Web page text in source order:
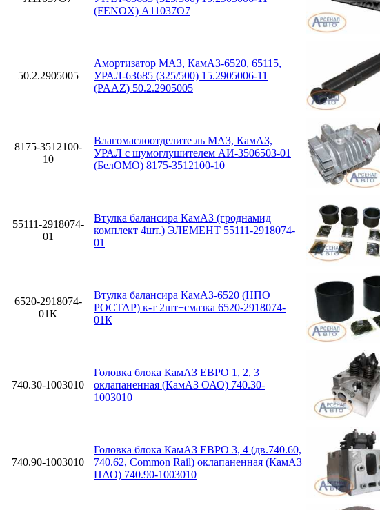
(FENOX) A11037O7
50.2.2905005
Амортизатор МАЗ, КамАЗ-6520, 65115,
УРАЛ-63685 (325/500) 15.2905006-11
(PAAZ) 50.2.2905005
8175-3512100-
10
Влагомаслоотделите ль МАЗ, КамАЗ,
УРАЛ с шумоглушителем АИ-3506503-01
(БелОМО) 8175-3512100-10
55111-2918074-
01
Втулка балансира КамАЗ (гроднамид
комплект 4шт.) ЭЛЕМЕНТ 55111-2918074-
01
6520-2918074-
01К
Втулка балансира КамАЗ-6520 (НПО
РОСТАР) к-т 2шт+смазка 6520-2918074-
01К
740.30-1003010
Головка блока КамАЗ ЕВРО 1, 2, 3
оклапаненная (КамАЗ ОАО) 740.30-
1003010
740.90-1003010
Головка блока КамАЗ ЕВРО 3, 4 (дв.740.60,
740.62, Common Rail) оклапаненная (КамАЗ
ПАО) 740.90-1003010